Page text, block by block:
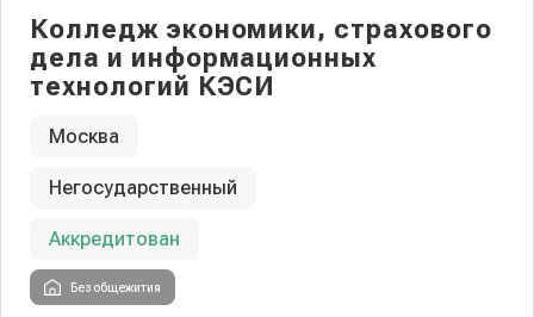
Колледж экономики, страхового
дела и информационных
технологий КЭСИ
Москва
Негосударственный
Аккредитован
Без общежития